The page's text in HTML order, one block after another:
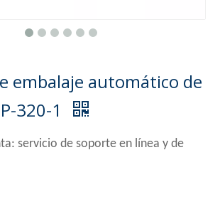
embalaje automático de
320-1
servicio de soporte en línea y de